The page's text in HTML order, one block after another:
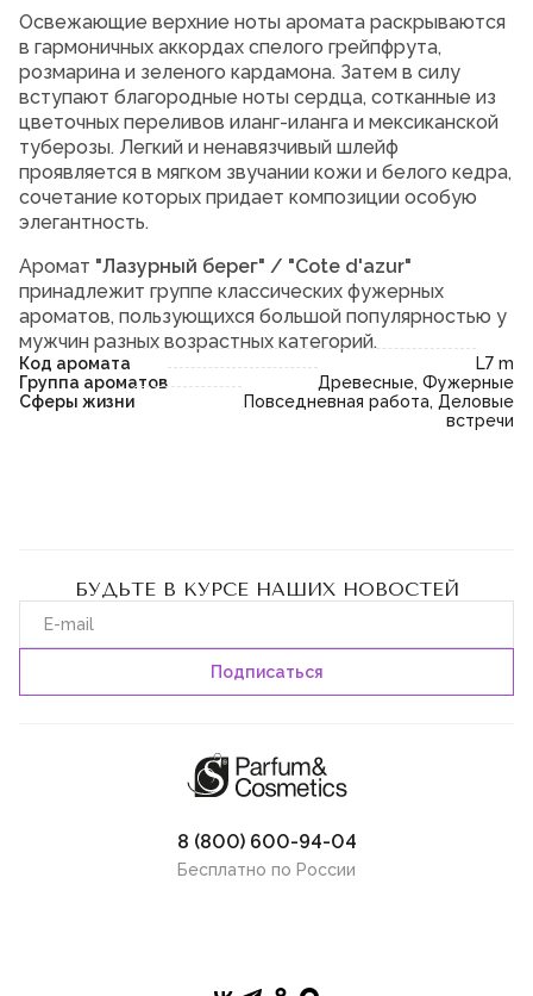
Освежающие верхние ноты аромата раскрываются
в гармоничных аккордах спелого грейпфрута,
розмарина и зеленого кардамона. Затем в силу
вступают благородные ноты сердца, сотканные из
цветочных переливов иланг-иланга и мексиканской
туберозы. Легкий и ненавязчивый шлейф
проявляется в мягком звучании кожи и белого кедра,
сочетание которых придает композиции особую
элегантность.
Аромат "Лазурный берег" / "Cote d'azur"
принадлежит группе классических фужерных
ароматов, пользующихся большой популярностью у
мужчин разных возрастных категорий.
Код аромата
L7 m
Группа ароматов
Древесные, Фужерные
Сферы жизни
Повседневная работа, Деловые
встречи
БУДЬТЕ В КУРСЕ НАШИХ НОВОСТЕЙ
8 (800) 600-94-04
Бесплатно по России